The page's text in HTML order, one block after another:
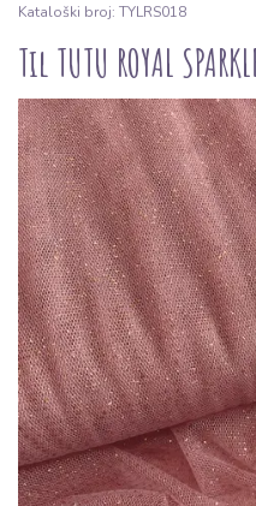
Kataloški broj: TYLRS018
Til TUTU ROYAL